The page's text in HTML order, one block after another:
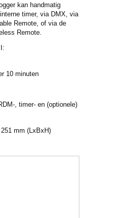
kan handmatig
timer, via DMX, via
Remote, of via de
Remote.
10 minuten
, timer- en (optionele)
mm (LxBxH)